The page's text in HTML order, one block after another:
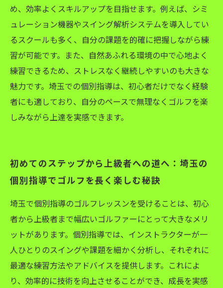
め、効率よくスキルアップを目指せます。例えば、シミ
ュレーション機器やスイング解析システムを導入してい
るスクールも多く、自分の課題を的確に把握しながら練
習が可能です。また、自然あふれる環境の中で心地よく
練習できるため、ストレスなく継続しやすいのも大きな
魅力です。埼玉での個別指導は、初心者だけでなく経験
者にも適しており、自分のペースで無理なくゴルフを楽
しみながら上達を実感できます。
初めてのステップから上級者への道へ：埼玉の
個別指導でゴルフを長く楽しむ秘訣
埼玉で個別指導のゴルフレッスンを受けることは、初心
者から上級者まで幅広いゴルファーにとって大きなメリ
ットがあります。個別指導では、インストラクターが一
人ひとりのスイングや課題を細かく分析し、それぞれに
最適な練習方法やアドバイスを提供します。これによ
り、効率的に技術を向上させることができ、成長を実感